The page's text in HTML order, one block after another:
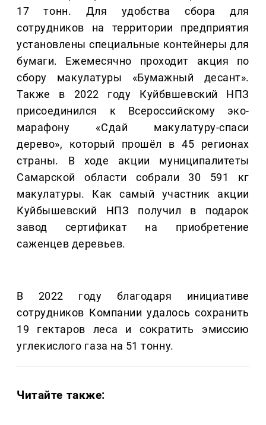
17 тонн. Для удобства сбора для
сотрудников на территории предприятия
установлены специальные контейнеры для
бумаги. Ежемесячно проходит акция по
сбору макулатуры «Бумажный десант».
Также в 2022 году Куйбвшевский НПЗ
присоединился к Всероссийскому эко-
марафону «Сдай макулатуру-спаси
дерево», который прошёл в 45 регионах
страны. В ходе акции муниципалитеты
Самарской области собрали 30 591 кг
макулатуры. Как самый участник акции
Куйбышевский НПЗ получил в подарок
завод сертификат на приобретение
саженцев деревьев.
В 2022 году благодаря инициативе
сотрудников Компании удалось сохранить
19 гектаров леса и сократить эмиссию
углекислого газа на 51 тонну.
Читайте также: